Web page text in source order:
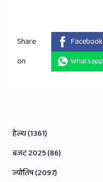
Share
on
Facebook
Whatsapp
हेल्थ (1361)
बजट 2025 (86)
ज्योतिष (2097)